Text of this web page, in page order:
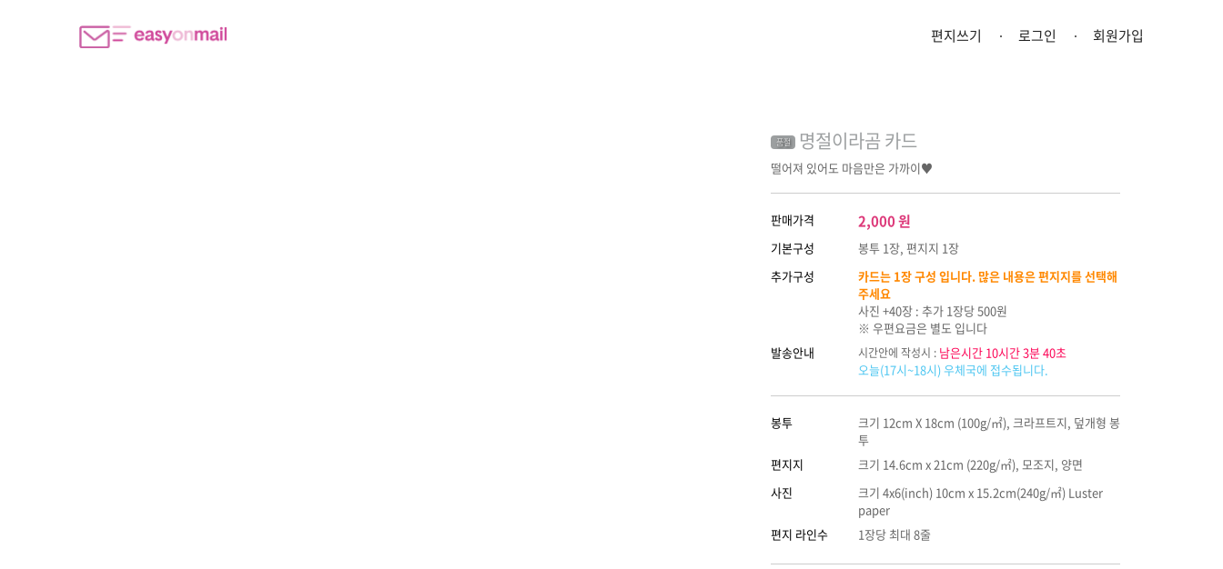
편지쓰기 로그인 회원가입
품절 명절이라곰 카드
떨어져 있어도 마음만은 가까이♥︎
판매가격 2,000원
기본구성
봉투 1장, 편지지 1장
추가구성
카드는 1장 구성 입니다. 많은 내용은 편지지를 선택해
주세요
사진 +40장 : 추가 1장당 500원
※ 우편요금은 별도 입니다
발송안내
시간안에 작성시 : 남은시간 10시간 3분 39초
오늘(17시~18시) 우체국에 접수됩니다.
봉투
크기 12cm X 18cm (100g/㎡), 크라프트지, 덮개형 봉
투
편지지
크기 14.6cm x 21cm (220g/㎡), 모조지, 양면
사진
크기 4x6(inch) 10cm x 15.2cm(240g/㎡) Luster
paper
편지 라인수
1장당 최대 8줄